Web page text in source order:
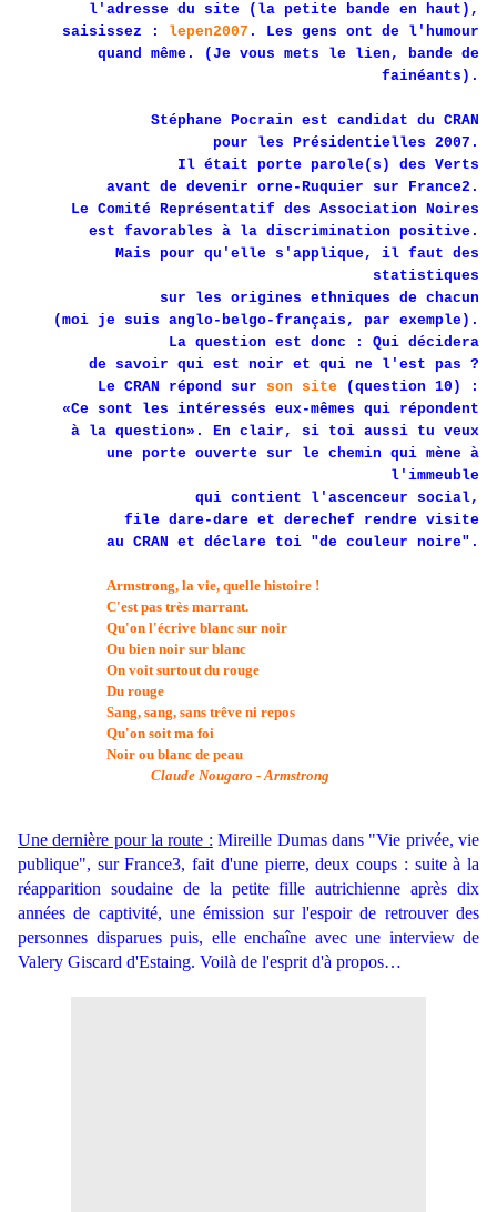
l'adresse du site (la petite bande en haut),
saisissez : lepen2007 . Les gens ont de l'humour
quand même. (Je vous mets le lien, bande de
fainéants).
Stéphane Pocrain est candidat du CRAN
pour les Présidentielles 2007.
Il était porte parole(s) des Verts
avant de devenir orne-Ruquier sur France2.
Le Comité Représentatif des Association Noires
est favorables à la discrimination positive.
Mais pour qu'elle s'applique, il faut des
statistiques
sur les origines ethniques de chacun
(moi je suis anglo-belgo-français, par exemple).
La question est donc : Qui décidera
de savoir qui est noir et qui ne l'est pas ?
Le CRAN répond sur son site (question 10) :
«Ce sont les intéressés eux-mêmes qui répondent
à la question». En clair, si toi aussi tu veux
une porte ouverte sur le chemin qui mène à
l'immeuble
qui contient l'ascenceur social,
file dare-dare et derechef rendre visite
au CRAN et déclare toi "de couleur noire".
Armstrong, la vie, quelle histoire !
C'est pas très marrant.
Qu'on l'écrive blanc sur noir
Ou bien noir sur blanc
On voit surtout du rouge
Du rouge
Sang, sang, sans trêve ni repos
Qu'on soit ma foi
Noir ou blanc de peau
Claude Nougaro - Armstrong
Une dernière pour la route : Mireille Dumas dans "Vie privée, vie
publique", sur France3, fait d'une pierre, deux coups : suite à la
réapparition soudaine de la petite fille autrichienne après dix
années de captivité, une émission sur l'espoir de retrouver des
personnes disparues puis, elle enchaîne avec une interview de
Valery Giscard d'Estaing. Voilà de l'esprit d'à propos…